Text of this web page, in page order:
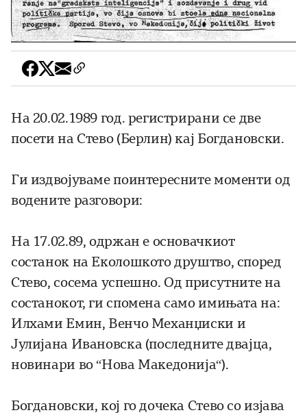
На 20.02.1989 год. регистрирани се две
посети на Стево (Берлин) кај Богдановски.
Ги издвојуваме поинтересните моменти од
водените разговори:
На 17.02.89, одржан е основачкиот
состанок на Еколошкото друштво, според
Стево, сосема успешно. Од присутните на
состанокот, ги спомена само имињата на:
Илхами Емин, Венчо Механџиски и
Јулијана Ивановска (последните двајца,
новинари во “Нова Македонија“).
Богдановски, кој го дочека Стево со изјава